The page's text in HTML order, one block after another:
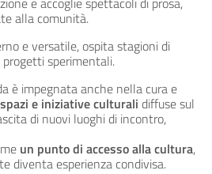
alla comunità.
e versatile, ospita stagioni di
progetti sperimentali.
è impegnata anche nella cura e
e iniziative culturali diffuse sul
di nuovi luoghi di incontro,
un punto di accesso alla cultura,
diventa esperienza condivisa.